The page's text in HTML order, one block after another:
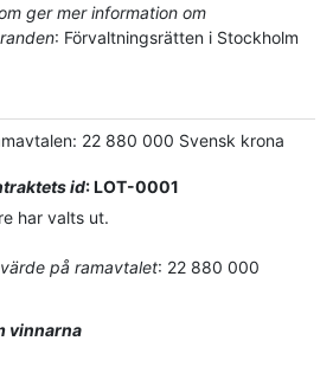
ger mer information om
: Förvaltningsrätten i Stockholm
: 22 880 000 Svensk krona
id:LOT-0001
har valts ut.
på ramavtalet: 22 880 000
vinnarna